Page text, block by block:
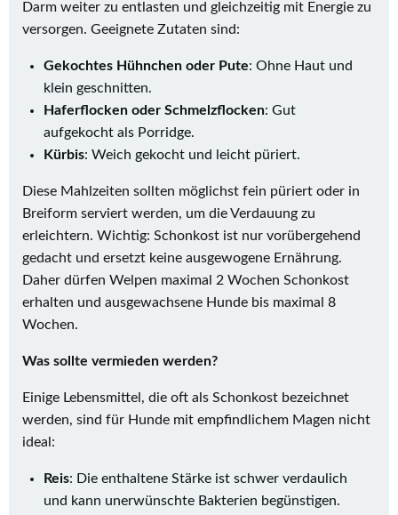
Darm weiter zu entlasten und gleichzeitig mit Energie zu
versorgen. Geeignete Zutaten sind:
Gekochtes Hühnchen oder Pute: Ohne Haut und
klein geschnitten.
Haferflocken oder Schmelzflocken: Gut
aufgekocht als Porridge.
Kürbis: Weich gekocht und leicht püriert.
Diese Mahlzeiten sollten möglichst fein püriert oder in
Breiform serviert werden, um die Verdauung zu
erleichtern. Wichtig: Schonkost ist nur vorübergehend
gedacht und ersetzt keine ausgewogene Ernährung.
Daher dürfen Welpen maximal 2 Wochen Schonkost
erhalten und ausgewachsene Hunde bis maximal 8
Wochen.
Was sollte vermieden werden?
Einige Lebensmittel, die oft als Schonkost bezeichnet
werden, sind für Hunde mit empfindlichem Magen nicht
ideal:
Reis: Die enthaltene Stärke ist schwer verdaulich
und kann unerwünschte Bakterien begünstigen.